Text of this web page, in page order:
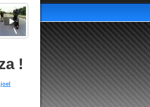
!
joel